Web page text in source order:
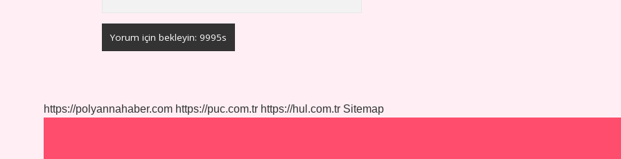
https://polyannahaber.com https://puc.com.tr https://hul.com.tr Sitemap